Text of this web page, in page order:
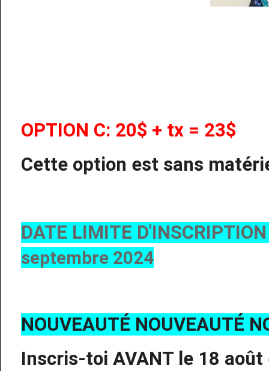
OPTION C: 20$ + tx = 23$
Cette option est sans
DATE LIMITE
septembre 2024
NOUVEAUTÉ NOUVEAUTÉ
Inscris-toi AVANT le 18